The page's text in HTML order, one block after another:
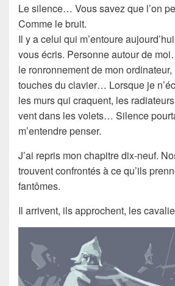
Le silence… Vous savez que l’on
Comme le bruit.
Il y a celui qui m’entoure
vous écris. Personne autour de
le ronronnement de mon
touches du clavier… Lorsque je
les murs qui craquent, les
vent dans les volets… Silence
m’entendre penser.
J’ai repris mon chapitre dix-neuf.
trouvent confrontés à ce qu’ils
fantômes.
Il arrivent, ils approchent, les